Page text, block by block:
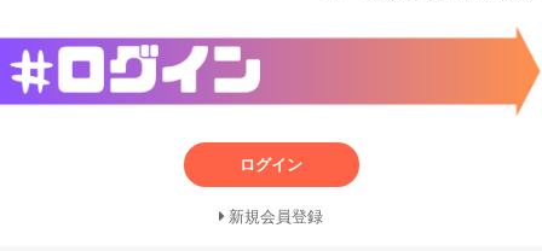
ログイン
新規会員登録